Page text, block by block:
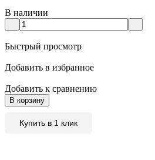
В наличии
Быстрый просмотр
Добавить в избранное
Добавить к сравнению
В корзину
Купить в 1 клик